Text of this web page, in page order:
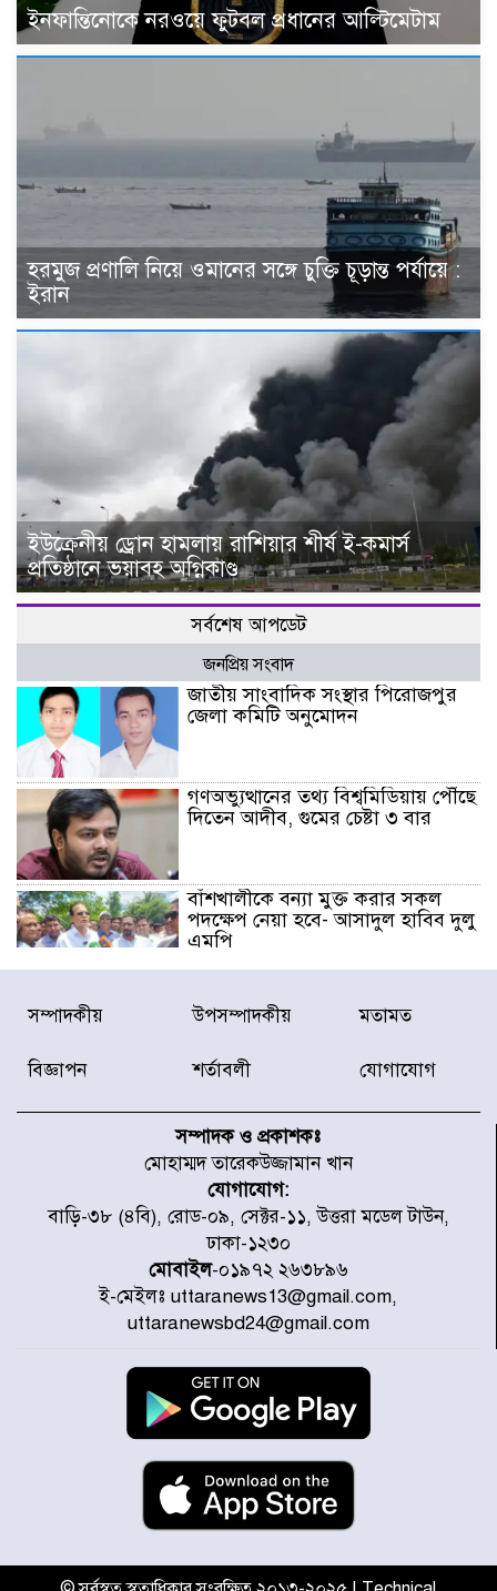
ইনফান্তিনোকে নরওয়ে ফুটবল প্রধানের আল্টিমেটাম
হরমুজ প্রণালি নিয়ে ওমানের সঙ্গে চুক্তি চূড়ান্ত পর্যায়ে :
ইরান
ইউক্রেনীয় ড্রোন হামলায় রাশিয়ার শীর্ষ ই-কমার্স
প্রতিষ্ঠানে ভয়াবহ অগ্নিকাণ্ড
সর্বশেষ আপডেট
জনপ্রিয় সংবাদ
জাতীয় সাংবাদিক সংস্থার পিরোজপুর
জেলা কমিটি অনুমোদন
গণঅভ্যুত্থানের তথ্য বিশ্বমিডিয়ায় পৌঁছে
দিতেন আদীব, গুমের চেষ্টা ৩ বার
বাঁশখালীকে বন্যা মুক্ত করার সকল
পদক্ষেপ নেয়া হবে- আসাদুল হাবিব দুলু
এমপি
বিদ্যুৎ-জ্বালানি খাতে অস্থিরতা তৈরির
চেষ্টা করছে একটি চক্র : প্রধানমন্ত্রী
৫ আহত, চীনে বন্দর বন্ধ
চিকিৎসা খাতে জিডিপির ৫ শতাংশ
বরাদ্দের ঘোষণা স্থানীয় সরকার মন্ত্রীর
জুলাই জাদুঘর ঘুরে দেখলেন এনসিপি
নেতারা
যুক্তরাষ্ট্রে দাবানল নেভাতে গিয়ে
হেলিকপ্টার বিধ্বস্ত, নিহত ১
মজুদদারের সর্বোচ্চ শাস্তি মৃত্যুদণ্ড, তাই
ভেবে মজুদ করবেন : আইনমন্ত্রী
সম্পাদকীয় উপসম্পাদকীয় মতামত
বিজ্ঞাপন শর্তাবলী যোগাযোগ
সম্পাদক ও প্রকাশকঃ
মোহাম্মদ তারেকউজ্জামান খান
যোগাযোগ:
বাড়ি-৩৮ (৪বি), রোড-০৯, সেক্টর-১১, উত্তরা মডেল টাউন,
ঢাকা-১২৩০
মোবাইল-০১৯৭২ ২৬৩৮৯৬
ই-মেইলঃ uttaranews13@gmail.com,
uttaranewsbd24@gmail.com